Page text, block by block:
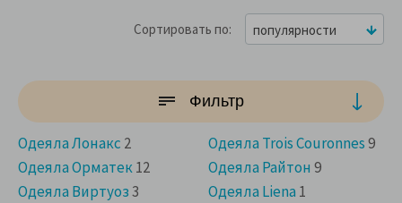
Сортировать по популярности
Фильтр
Одеяла Лонакс 2
Одеяла Орматек12
Одеяла Виртуоз3
Одеяла Trois Couronnes9
Одеяла Райтон 9
Одеяла Liena 1